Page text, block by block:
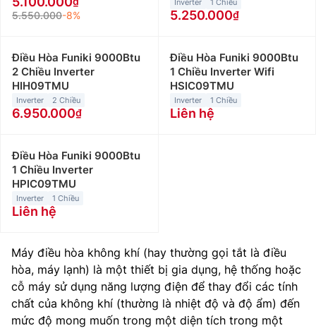
5.550.000-8% 5.250.000
Điều Hòa Funiki 9000Btu
2 Chiều Inverter
HIH09TMU
Inverter 2 Chiều
6.950.000
Điều Hòa Funiki 9000Btu
1 Chiều Inverter Wifi
HSIC09TMU
Inverter 1 Chiều
Liên hệ
Điều Hòa Funiki 9000Btu
1 Chiều Inverter
HPIC09TMU
Inverter 1 Chiều
Liên hệ
Máy điều hòa không khí (hay thường gọi tắt là điều
hòa, máy lạnh) là một thiết bị gia dụng, hệ thống hoặc
cỗ máy sử dụng năng lượng điện để thay đổi các tính
chất của không khí (thường là nhiệt độ và độ ẩm) đến
mức độ mong muốn trong một diện tích trong một